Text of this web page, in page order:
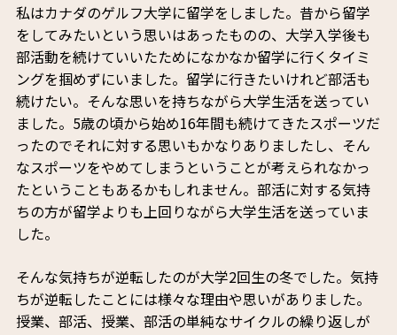
私はカナダのゲルフ大学に留学をしました。昔から留学
をしてみたいという思いはあったものの、大学入学後も
部活動を続けていいたためになかなか留学に行くタイミ
ングを掴めずにいました。留学に行きたいけれど部活も
続けたい。そんな思いを持ちながら大学生活を送ってい
ました。5歳の頃から始め16年間も続けてきたスポーツだ
ったのでそれに対する思いもかなりありましたし、そん
なスポーツをやめてしまうということが考えられなかっ
たということもあるかもしれません。部活に対する気持
ちの方が留学よりも上回りながら大学生活を送っていま
した。
そんな気持ちが逆転したのが大学2回生の冬でした。気持
ちが逆転したことには様々な理由や思いがありました。
授業、部活、授業、部活の単純なサイクルの繰り返しが